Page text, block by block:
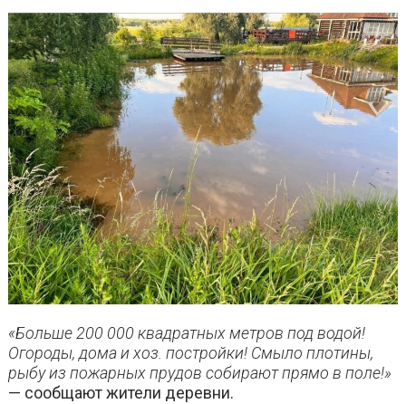
«Больше 200 000 квадратных метров под водой!
Огороды, дома и хоз. постройки! Смыло плотины,
рыбу из пожарных прудов собирают прямо в поле!»
— сообщают жители деревни.